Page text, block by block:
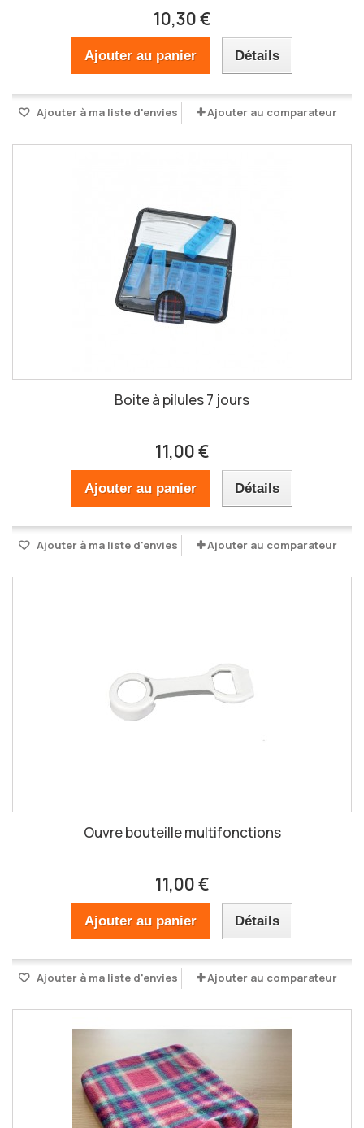
10,30 €
Ajouter au panier Détails
Ajouter à ma liste d'envies Ajouter au comparateur
Boite à pilules 7 jours
11,00 €
Ajouter au panier Détails
Ajouter à ma liste d'envies Ajouter au comparateur
Ouvre bouteille multifonctions
11,00 €
Ajouter au panier Détails
Ajouter à ma liste d'envies Ajouter au comparateur